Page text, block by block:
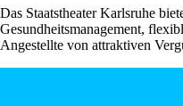
Das Staatstheater Karlsruhe
Gesundheitsmanagement,
Angestellte von attraktiven